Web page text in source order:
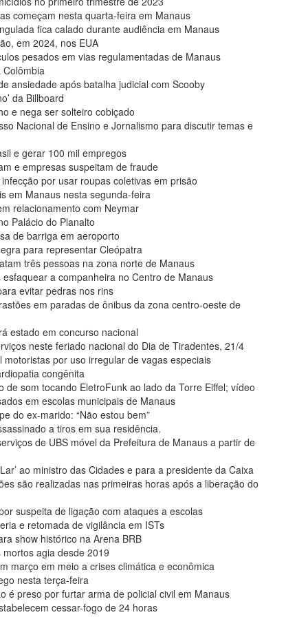
começam nesta quarta-feira em Manaus
fica calado durante audiência em Manaus
em 2024, nos EUA
pesados em vias regulamentadas de Manaus
ansiedade após batalha judicial com Scooby
da Billboard
e nega ser solteiro cobiçado
Nacional de Ensino e Jornalismo para discutir temas e
e gerar 100 mil empregos
e empresas suspeitam de fraude
por usar roupas coletivas em prisão
em Manaus nesta segunda-feira
relacionamento com Neymar
Palácio do Planalto
de barriga em aeroporto
para representar Cleópatra
três pessoas na zona norte de Manaus
a companheira no Centro de Manaus
evitar pedras nos rins
em paradas de ônibus da zona centro-oeste de
estado em concurso nacional
neste feriado nacional do Dia de Tiradentes, 21/4
por uso irregular de vagas especiais
congênita
som tocando EletroFunk ao lado da Torre Eiffel; vídeo
em escolas municipais de Manaus
do ex-marido: “Não estou bem”
a tiros em sua residência.
de UBS móvel da Prefeitura de Manaus a partir de
ao ministro das Cidades e para a presidente da Caixa
são realizadas nas primeiras horas após a liberação do
suspeita de ligação com ataques a escolas
e retomada de vigilância em ISTs
show histórico na Arena BRB
agia desde 2019
março em meio a crises climática e econômica
nesta terça-feira
é preso por furtar arma de policial civil em Manaus
cessar-fogo de 24 horas